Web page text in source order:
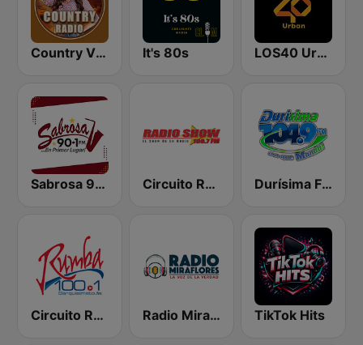
Country Vibes It's 80s LOS40 Urban
Sabrosa 90.1 FM Circuito Radio Show - Maracay Durísima FM
Circuito Rumba - Barquisimeto Radio Miraflores TikTok Hits